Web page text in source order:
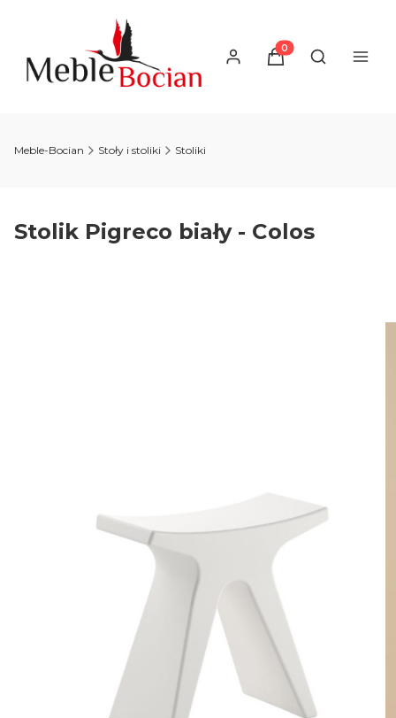
Produkty w
Otwórz
Meble-Bocian Stoły i stoliki Stoliki
Stolik Pigreco biały - Colos